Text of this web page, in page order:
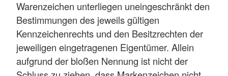
Warenzeichen unterliegen uneingeschränkt den
Bestimmungen des jeweils gültigen
Kennzeichenrechts und den Besitzrechten der
jeweiligen eingetragenen Eigentümer. Allein
aufgrund der bloßen Nennung ist nicht der